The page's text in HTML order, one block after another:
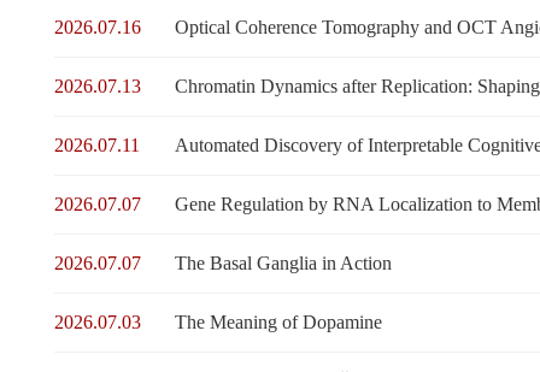
2026.07.16 Optical Coherence Tomography and OCT
2026.07.13 Chromatin Dynamics after Replication:
2026.07.11 Automated Discovery of Interpretable
2026.07.07 Gene Regulation by RNA Localization to
2026.07.07 The Basal Ganglia in Action
2026.07.03 The Meaning of Dopamine